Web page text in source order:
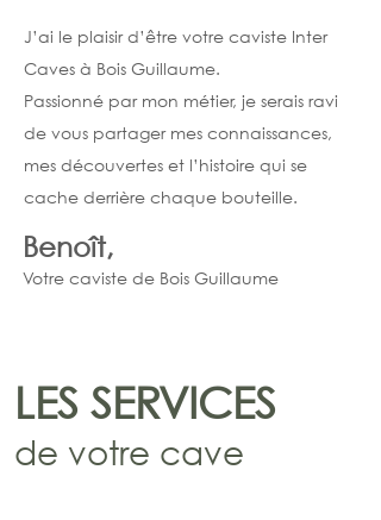
J’ai le plaisir d’être votre caviste Inter
Caves à Bois Guillaume.
Passionné par mon métier, je serais ravi
de vous partager mes connaissances,
mes découvertes et l’histoire qui se
cache derrière chaque bouteille.
Benoît,
Votre caviste de Bois Guillaume
LES SERVICES
de votre cave